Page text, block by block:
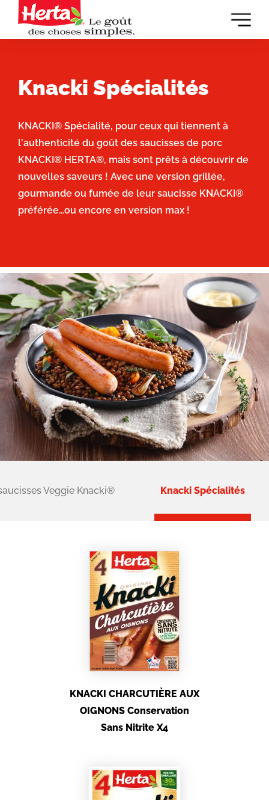
Knacki Spécialités
KNACKI® Spécialité, pour ceux qui tiennent à
l'authenticité du goût des saucisses de porc
KNACKI® HERTA®, mais sont prêts à découvrir de
nouvelles saveurs ! Avec une version grillée,
gourmande ou fumée de leur saucisse KNACKI®
préférée…ou encore en version max !
Image
Veggie Knacki® Knacki Spécialités
KNACKI CHARCUTIÈRE AUX
OIGNONS Conservation
Sans Nitrite X4